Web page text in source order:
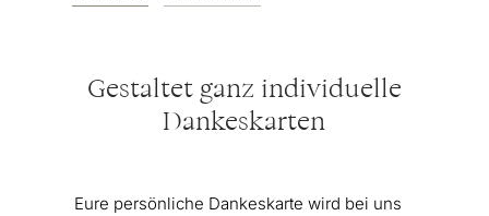
Gestaltet ganz individuelle
Dankeskarten
Eure persönliche Dankeskarte wird bei uns